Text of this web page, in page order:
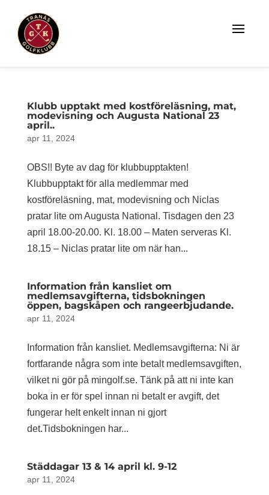
Klubb upptakt med kostföreläsning, mat,
modevisning och Augusta National 23
april..
apr 11, 2024
OBS!! Byte av dag för klubbupptakten!
Klubbupptakt för alla medlemmar med
kostföreläsning, mat, modevisning och Niclas
pratar lite om Augusta National. Tisdagen den 23
april 18.00-20.00. Kl. 18.00 – Maten serveras Kl.
18.15 – Niclas pratar lite om när han...
Information från kansliet om
medlemsavgifterna, tidsbokningen
öppen, bagskåpen och rangeerbjudande.
apr 11, 2024
Information från kansliet. Medlemsavgifterna: Ni är
fortfarande några som inte betalt medlemsavgiften,
vilket ni gör på mingolf.se. Tänk på att ni inte kan
boka in er för spel innan ni betalt er avgift, det
fungerar helt enkelt innan ni gjort
det.Tidsbokningen har...
Städdagar 13 & 14 april kl. 9-12
apr 11, 2024